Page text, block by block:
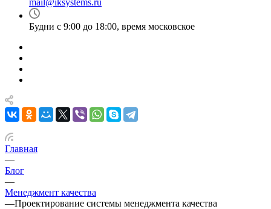
mail@iksystems.ru
Будни с 9:00 до 18:00, время московское
Главная
—
Блог
—
Менеджмент качества
—Проектирование системы менеджмента качества